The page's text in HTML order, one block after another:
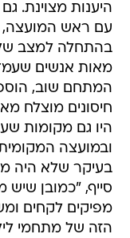
היענות מצוינת.
עם ראש המועצה,
בהתחלה למצב
מאות אנשים
המתחם שוב,
חיסונים מוצלח
היו גם מקומות
ובמועצה
בעיקר שלא היה
סייף, "כמובן שיש
מפיקים לקחים
הזה של מתחמי